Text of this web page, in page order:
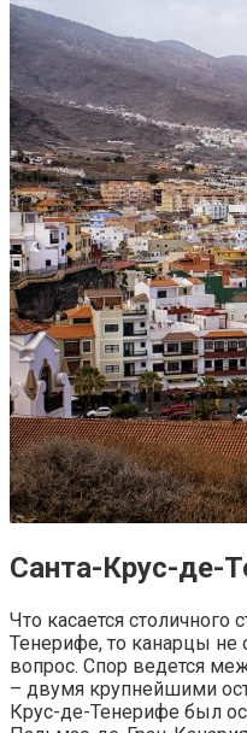
Санта-Круc-де-
Что касается столичного
Тенерифе, то канарцы не
вопрос. Спор ведется
– двумя крупнейшими
Круc-де-Тенерифе был